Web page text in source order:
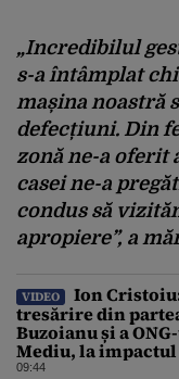
„Incredibilul
s-a întâmplat
mașina noastră
defecțiuni. Din
zonă ne-a oferit
casei ne-a
condus să
apropiere”, a
VIDEO
Ion
tresărire din
Buzoianu și a
Mediu, la impactul
Mediului al
09:44